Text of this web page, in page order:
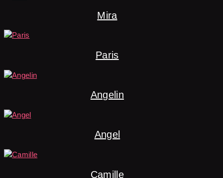
Mira
Paris
Angelin
Angel
Camille